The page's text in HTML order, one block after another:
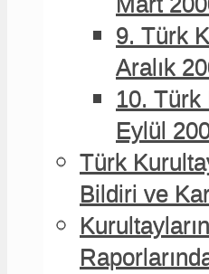
9. Türk
Aralık
10. Türk
Eylül
Türk
Bildiri ve
9. Türk
Aralık
10. Türk
Eylül
Türk
Bildiri ve